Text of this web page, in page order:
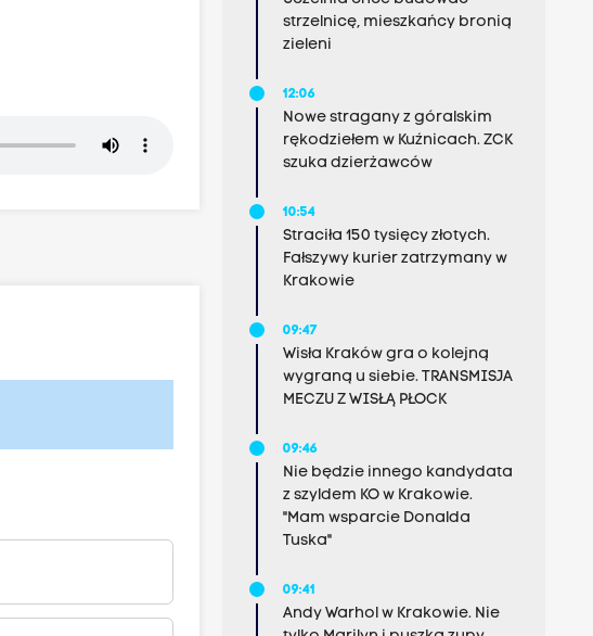
strzelnicę, mieszkańcy bronią
zieleni
12:06
Nowe stragany z góralskim
rękodziełem w Kuźnicach. ZCK
szuka dzierżawców
10:54
Straciła 150 tysięcy złotych.
Fałszywy kurier zatrzymany w
Krakowie
09:47
Wisła Kraków gra o kolejną
wygraną u siebie. TRANSMISJA
MECZU Z WISŁĄ PŁOCK
09:46
Nie będzie innego kandydata
z szyldem KO w Krakowie.
"Mam wsparcie Donalda
Tuska"
09:41
Andy Warhol w Krakowie. Nie